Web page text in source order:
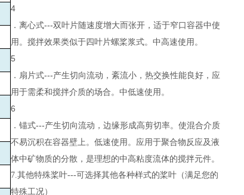
4
．离心式---双叶片随速度增大而张开，适于窄口容器中使
用。搅拌效果类似于四叶片螺桨浆式。中高速使用。
5
．扇片式---产生切向流动，紊流小，热交换性能良好，应
用于需柔和搅拌介质的场合。中低速使用。
6
．锚式---产生切向流动，边缘形成高剪切率。使混合介质
不易沉积在容器壁上。低速使用。应用于聚合物反应及液
体中矿物质的分散，是理想的中高粘度流体的搅拌元件。
7.其他特殊桨叶---可选择其他各种样式的桨叶（满足您的
特殊工况）